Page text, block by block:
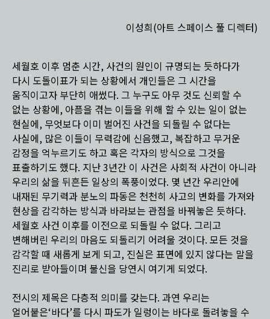
이성희(아트 스페이스 풀 디렉터)
세월호 이후 멈춘 시간, 사건의 원인이 규명되는 듯하다가
다시 도돌이표가 되는 상황에서 개인들은 그 시간을
움직이고자 부단히 애썼다. 그 누구도 아무 것도 신뢰할 수
없는 상황에, 아픔을 겪는 이들을 위해 할 수 있는 일이 없는
현실에, 무엇보다 이미 벌어진 사건을 되돌릴 수 없다는
사실에, 많은 이들이 무력감에 신음했고, 복잡하고 무거운
감정을 억누르기도 하고 혹은 각자의 방식으로 그것을
표출하기도 했다. 지난 3년간 이 사건은 사회적 사건이 아니라
우리의 삶을 뒤흔든 일상의 폭풍이었다. 몇 년간 우리안에
내재된 무기력과 분노의 파동은 천천히 사고의 변화를 가져와
현상을 감각하는 방식과 바라보는 관점을 바꿔놓은 듯하다.
세월호 사건 이후를 이전으로 되돌릴 수 없다. 그리고
변해버린 우리의 마음도 되돌리기 어려울 것이다. 모든 것을
감각할 때 새롭게 보게 되고, 진실은 표면에 있지 않다는 말을
진리로 받아들이며 불신을 당연시 여기게 되었다.
전시의 제목은 다층적 의미를 갖는다. 과연 우리는
얼어붙은‘바다’를 다시 파도가 일렁이는 바다로 돌려놓을 수